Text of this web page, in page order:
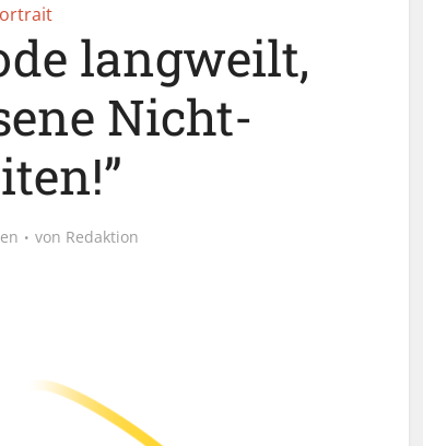
langweilt,
Nicht-
von Redaktion